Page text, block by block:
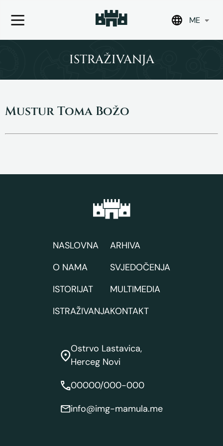
ME
ISTRAŽIVANJA
Mustur Toma Božo
NASLOVNA
O NAMA
ISTORIJAT
ISTRAŽIVANJA
ARHIVA
SVJEDOČENJA
MULTIMEDIA
KONTAKT
Ostrvo Lastavica,
Herceg Novi
00000/000-000
info@img-mamula.me